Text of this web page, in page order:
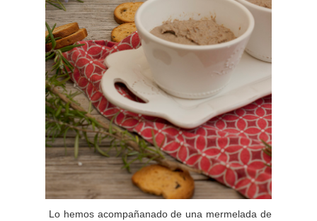
Lo hemos acompañanado de una mermelada de